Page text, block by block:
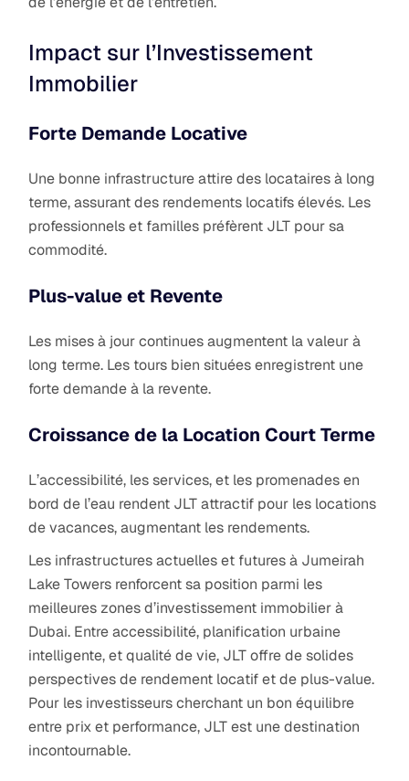
Impact sur l’Investissement
Immobilier
Forte Demande Locative
Une bonne infrastructure attire des locataires à long
terme, assurant des rendements locatifs élevés. Les
professionnels et familles préfèrent JLT pour sa
commodité.
Plus-value et Revente
Les mises à jour continues augmentent la valeur à
long terme. Les tours bien situées enregistrent une
forte demande à la revente.
Croissance de la Location Court Terme
L’accessibilité, les services, et les promenades en
bord de l’eau rendent JLT attractif pour les locations
de vacances, augmentant les rendements.
Les infrastructures actuelles et futures à Jumeirah
Lake Towers renforcent sa position parmi les
meilleures zones d’investissement immobilier à
Dubai. Entre accessibilité, planification urbaine
intelligente, et qualité de vie, JLT offre de solides
perspectives de rendement locatif et de plus-value.
Pour les investisseurs cherchant un bon équilibre
entre prix et performance, JLT est une destination
incontournable.